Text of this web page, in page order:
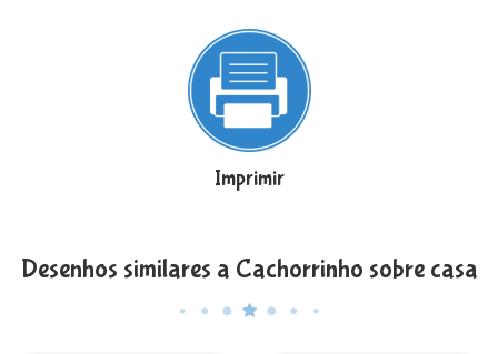
Imprimir
Desenhos similares a Cachorrinho sobre casa